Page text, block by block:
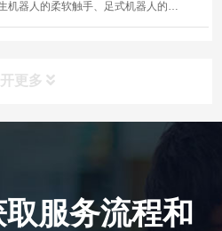
机器人的柔软触手、足式机器人的缓
机器人的安全防护层，柔性、可拉
开更多
取服务流程和